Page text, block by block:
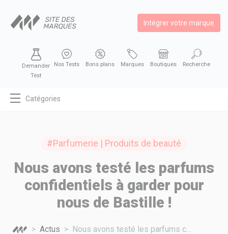
Intégrer votre marque
Demander
Test
Nos Tests Bons plans Marques Boutiques Recherche
Catégories
SE DIVERTIR
HIGH-TECH
BIEN CHEZ SOI
#Parfumerie | Produits de beauté
Nous avons testé les parfums
confidentiels à garder pour
nous de Bastille !
Actus Nous avons testé les parfums c...